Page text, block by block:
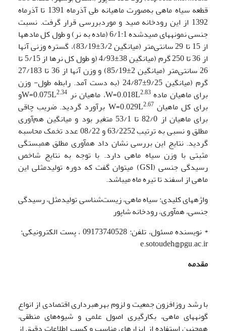
قطعه سیاه ماهی به‌صورت ماهیانه طی آذرماه 1391 تا آذرماه
1392 از این رودخانه صید و موردبررسی قرار گرفت. نسبت
جنسی نمونه­های صیدشده 6/1:1 (ماده به نر) و طول کل ماده­ها
از 15 تا 29 سانتی‌متر (میانگین 3/2±83/19)، گستره وزنی آن­ها
از 36 تا 250 گرم (میانگین 38±4/93 (و طول کل نرها از 5/15 تا
26 سانتی‌متر (میانگین 2±85/19) و وزن آنها از 36 تا 27/183
گرم (میانگین 9/25±24/87 (به دست آمد. رابطه طول- وزن
برای ماهیان ماده W=0.018L2.83 ، ماهیان نر W=0.075L 2.34
و
برای کل ماهیان W=0.029L2.67
برآورد گردید. ضریب چاقی
برای ماهیان از 82/0 تا 53/1 متغیر بود و میانگین هم‌آوری
مطلق و نسبی به ترتیب 63/2252 و 08/22 عدد تخمک محاسبه
گردید. نتایج این بررسی نشان داد هم­آوری مطلق همبستگی
مثبتی با وزن سیاه ماهی دارد. با توجه به نتایج شاخص
رسیدگی جنسی (GSI) می­توان گفت که دوره تولیدمثلی این
ماهی از اسفند تا تیره ماه می‍باشد.
واژه­های کلیدی: سیاه ماهی، زیست‌شناسی تولیدمثل، رسیدگی
جنسی، هم­آوری، رودخانه شاپور
* نویسنده مسئول، تلفن: 09173740528 ، پست الکترونیکی:
e.sotoudeh@pgu.ac.ir
مقدمه
با رشد روزافزون جمعیت و لزوم بهره­برداری اقتصادی از انواع
گونه­های ماهی‌، بکارگیری اصول علمی و شیوه‌های منطقی،